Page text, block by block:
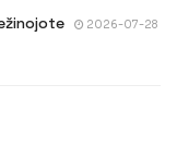
2026-07-28